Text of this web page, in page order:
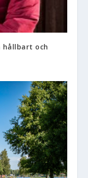
hållbart och